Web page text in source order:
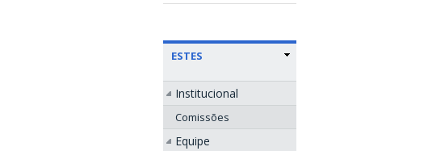
ESTES
Institucional
Comissões
Equipe